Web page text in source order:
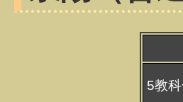
5教